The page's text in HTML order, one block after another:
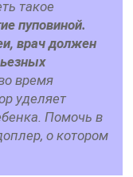
такое
пуповиной.
врач должен
время
уделяет
Помочь в
о котором